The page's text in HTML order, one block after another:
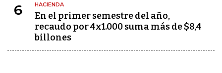
6 HACIENDA
En el primer semestre del año,
recaudo por 4x1.000 suma más de $8,4
billones